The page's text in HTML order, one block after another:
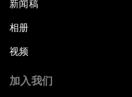
新闻稿
相册
视频
加入我们